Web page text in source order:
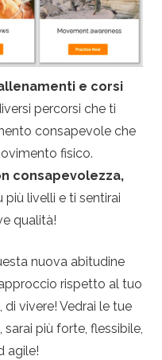
e corsi
percorsi che ti
consapevole che
fisico.
consapevolezza,
più livelli e ti sentirai
qualità!
nuova abitudine
rispetto al tuo
vivere! Vedrai le tue
, sarai più forte, flessibile,
agile!